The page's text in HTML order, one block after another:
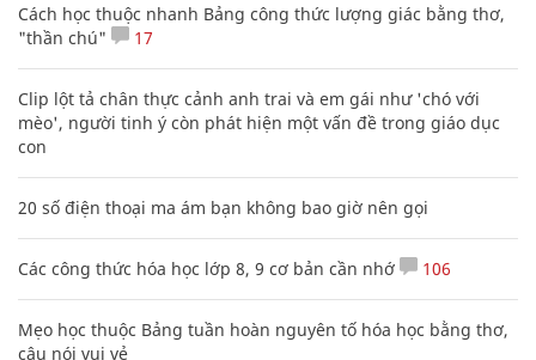
Cách học thuộc nhanh Bảng công thức lượng giác bằng thơ,
"thần chú"
17
Clip lột tả chân thực cảnh anh trai và em gái như 'chó với
mèo', người tinh ý còn phát hiện một vấn đề trong giáo dục
con
20 số điện thoại ma ám bạn không bao giờ nên gọi
Các công thức hóa học lớp 8, 9 cơ bản cần nhớ 106
Mẹo học thuộc Bảng tuần hoàn nguyên tố hóa học bằng thơ,
câu nói vui vẻ